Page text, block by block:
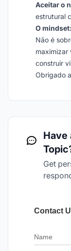
Aceitar o
estrutural
O mindset:
Não é
maximizar
construir
Obrigado
Have
Get